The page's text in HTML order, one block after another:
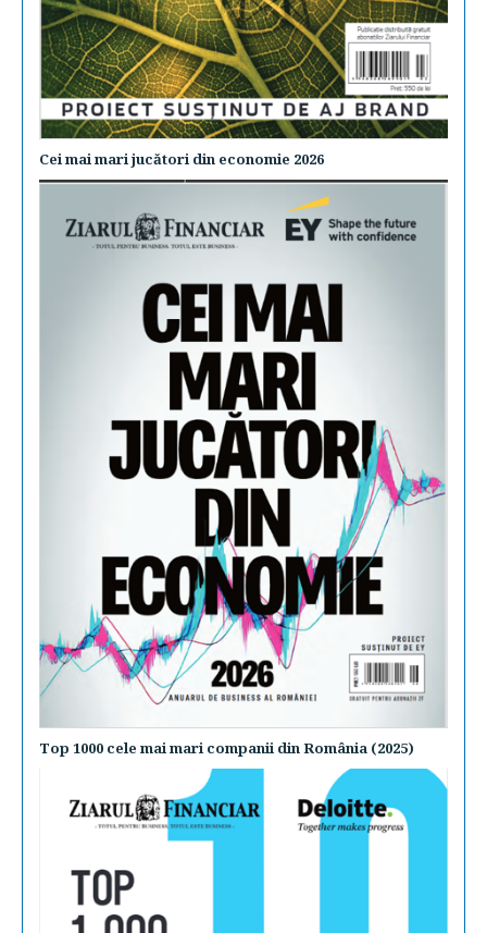
Cei mai mari jucători din economie 2026
Top 1000 cele mai mari companii din România (2025)